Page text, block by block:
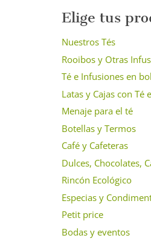
Elige tus
Nuestros Tés
Rooibos y Otras
Té e Infusiones en
Latas y Cajas con Té
Menaje para el té
Botellas y Termos
Café y Cafeteras
Dulces, Chocolates,
Rincón Ecológico
Especias y
Petit price
Bodas y eventos